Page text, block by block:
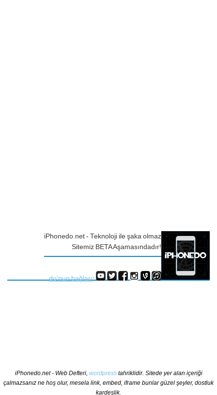
iPhonedo.net - Teknoloji ile şaka olmaz
Sitemiz BETA Aşamasındadır!
do'nun bağları:
iPhonedo.net - Web Defteri, wordpresstahriklidir. Sitede yer alan içeriği
çalmazsanız ne hoş olur, mesela link, embed, iframe bunlar güzel şeyler, dostluk
kardeşlik.